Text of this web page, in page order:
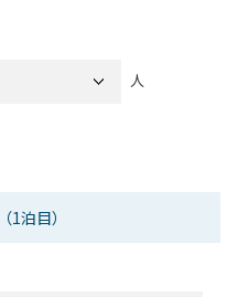
人
（1泊目）